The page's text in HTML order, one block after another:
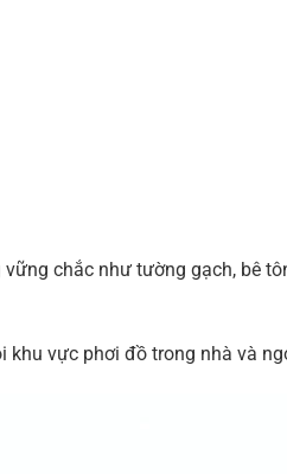
chắc như tường gạch, bê
vực phơi đồ trong nhà và